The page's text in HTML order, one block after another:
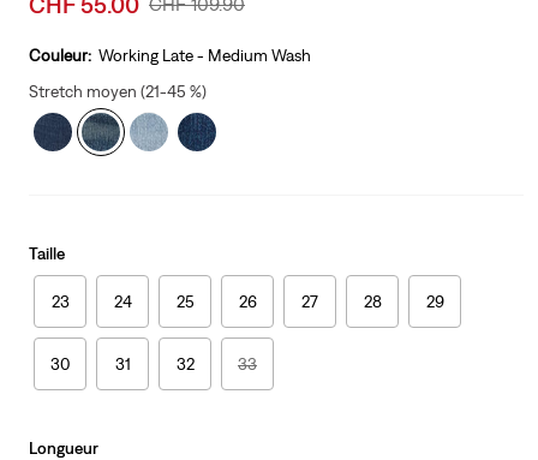
is
Was
Couleur: Working Late - Medium Wash
Stretch moyen (21-45 %)
Taille
23 24 25 26 27 28 29
30 31 32 33
Longueur